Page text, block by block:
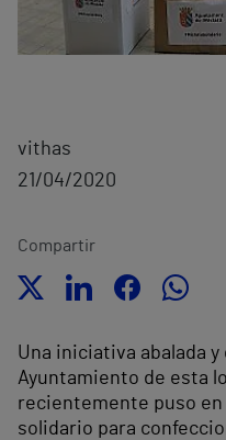
vithas
21/04/2020
Compartir
Una iniciativa abalada y
Ayuntamiento de esta
recientemente puso en
solidario para